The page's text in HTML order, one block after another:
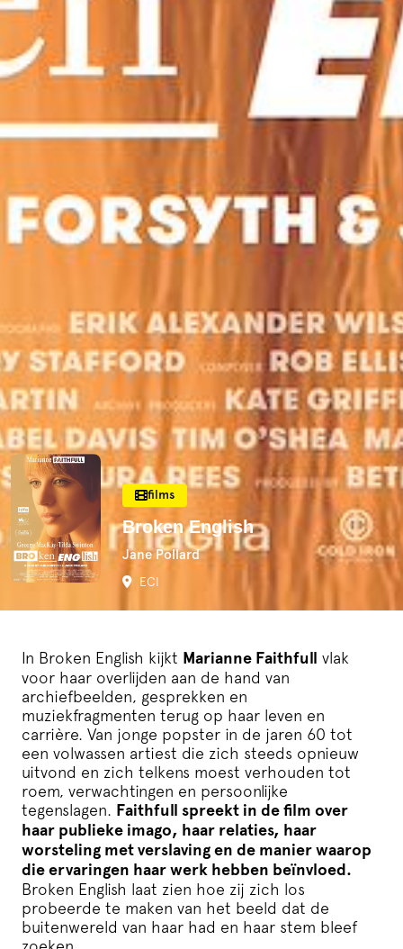
TRAILER
films
Broken English
Jane Pollard
ECI
In Broken English kijkt Marianne Faithfull vlak
voor haar overlijden aan de hand van
archiefbeelden, gesprekken en
muziekfragmenten terug op haar leven en
carrière. Van jonge popster in de jaren 60 tot
een volwassen artiest die zich steeds opnieuw
uitvond en zich telkens moest verhouden tot
roem, verwachtingen en persoonlijke
tegenslagen. Faithfull spreekt in de film over
haar publieke imago, haar relaties, haar
worsteling met verslaving en de manier waarop
die ervaringen haar werk hebben beïnvloed.
Broken English laat zien hoe zij zich los
probeerde te maken van het beeld dat de
buitenwereld van haar had en haar stem bleef